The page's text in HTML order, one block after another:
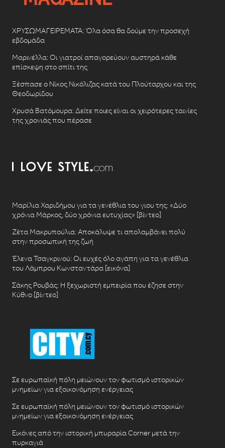
ΧΡΥΣΩΜΑΓΕΙΡΕΜΑΤΑ: Όλα όσα θα δούμε την προσεχή
εβδομάδα
Μαρινέλλα: Οι γιατροί απαγορεύουν αυστηρά κάθε
επίσκεψη στο σπίτι της
Ξέσπασε ο Νίκος Νικόλιζας κατά του Πλούταρχου και της
Θεοδωρίδου
Χρυσά Βατόμουρα: Δείτε ποιες είναι οι χειρότερες ταινίες
της χρονιάς που πέρασε
Μαρίλια Χαριδήμου για τα γενέθλια του γιου της: «Δύο
χρόνια Μάρκος, δύο χρόνια ευτυχίας» [βίντεο]
Ζέτα Μακρυπούλια: Αποκάλυψε τι απολαμβάνει πολύ
στην προσωπική της ζωή
Έλενα Τσαγκρινού: Οι ευχές όλο αγάπη για τα γενέθλια
του Λάμπρου Κωνσταντάρα [εικόνα]
Σάκης Ρουβάς: Η ξεχωριστή εμπειρία που έζησε στην
Κύθνο [βίντεο]
Σε ευρωπαϊκή πόλη μειώνουν τον φωτισμό ιστορικών
μνημείων για εξοικονόμηση ενέργειας
Σε ευρωπαϊκή πόλη μειώνουν τον φωτισμό ιστορικών
μνημείων για εξοικονόμηση ενέργειας
Εικόνες από την ιστορική μπυραρία Corner μετά την
πυρκαγιά